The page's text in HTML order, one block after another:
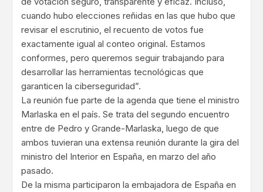
cuando hubo elecciones reñidas en las que hubo que
revisar el escrutinio, el recuento de votos fue
exactamente igual al conteo original. Estamos
conformes, pero queremos seguir trabajando para
desarrollar las herramientas tecnológicas que
garanticen la ciberseguridad”.
La reunión fue parte de la agenda que tiene el ministro
Marlaska en el país. Se trata del segundo encuentro
entre de Pedro y Grande-Marlaska, luego de que
ambos tuvieran una extensa reunión durante la gira del
ministro del Interior en España, en marzo del año
pasado.
De la misma participaron la embajadora de España en